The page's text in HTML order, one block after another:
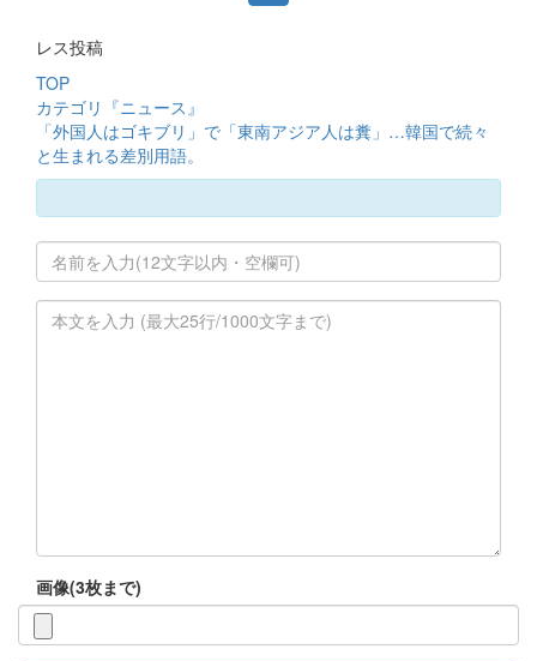
レス投稿
TOP
カテゴリ『ニュース』
「外国人はゴキブリ」で「東南アジア人は糞」…韓国で続々
と生まれる差別用語。
画像(3枚まで)